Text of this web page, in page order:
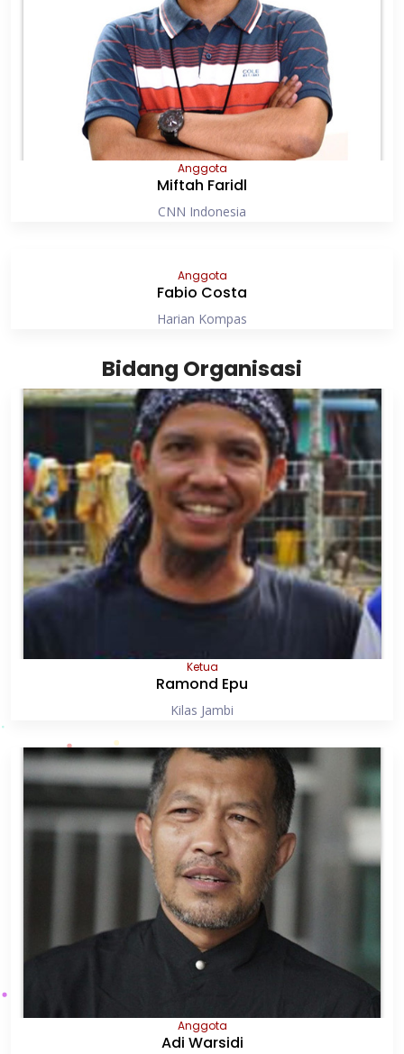
Anggota
Miftah Faridl
CNN Indonesia
Anggota
Fabio Costa
Harian Kompas
Bidang Organisasi
Ketua
Ramond Epu
Kilas Jambi
Anggota
Adi Warsidi